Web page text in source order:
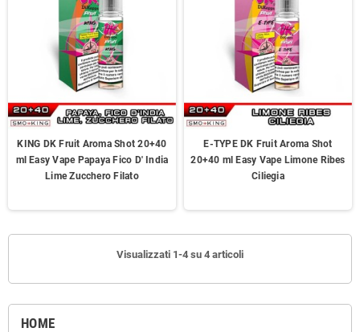
HOME
KING DK Fruit Aroma Shot 20+40
ml Easy Vape Papaya Fico D' India
Lime Zucchero Filato
E-TYPE DK Fruit Aroma Shot
20+40 ml Easy Vape Limone Ribes
Ciliegia
Visualizzati 1-4 su 4 articoli